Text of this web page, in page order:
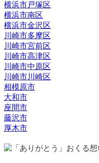
横浜市戸塚区
横浜市南区
横浜市金沢区
川崎市多摩区
川崎市宮前区
川崎市高津区
川崎市中原区
川崎市川崎区
相模原市
大和市
座間市
藤沢市
厚木市